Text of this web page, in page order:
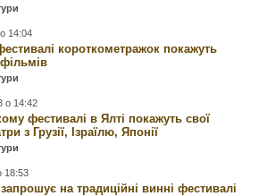
14:04
короткометражок покажуть
о 14:42
фестивалі в Ялті покажуть свої
з Грузії, Ізраїлю, Японії
18:53
на традиційні винні фестивалі